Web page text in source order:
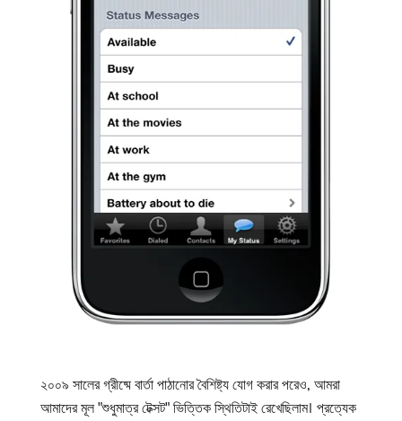
২০০৯ সালের গ্রীষ্মে বার্তা পাঠানোর বৈশিষ্ট্য যোগ করার পরেও, আমরা
আমাদের মূল "শুধুমাত্র টেক্সট" ভিত্তিক স্থিতিটাই রেখেছিলাম। প্রত্যেক